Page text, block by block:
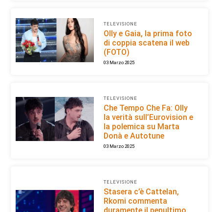
TELEVISIONE
Olly e Gaia, la prima foto
di coppia scatena il web
(FOTO)
03 Marzo 2025
TELEVISIONE
Che Tempo Che Fa: Olly
la verità sull’Eurovision e
la polemica su Marta
Donà e Autotune
03 Marzo 2025
TELEVISIONE
Stasera c’è Cattelan,
Rkomi commenta
duramente il penultimo